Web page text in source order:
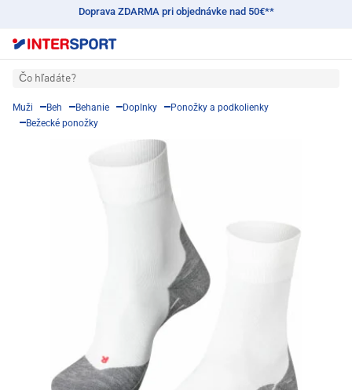
Doprava ZDARMA pri objednávke nad 50€**
Čo hľadáte?
Muži Beh Behanie Doplnky
Ponožky a podkolienky
Bežecké ponožky